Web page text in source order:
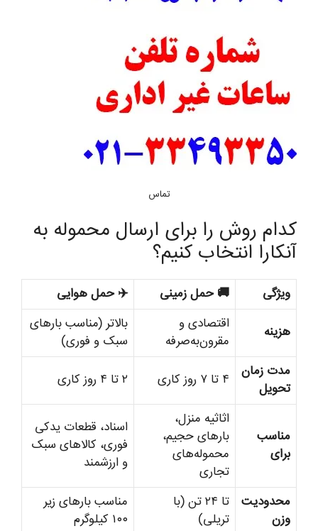
تماس
کدام روش را برای ارسال محموله به
آنکارا انتخاب کنیم؟
ویژگی 🚚 حمل زمینی
✈️ حمل هوایی
هزینه
اقتصادی و
مقرون‌به‌صرفه
بالاتر (مناسب بارهای
سبک و فوری)
مدت زمان
تحویل
۴ تا ۷ روز کاری ۲ تا ۴ روز کاری
مناسب
برای
اثاثیه منزل،
بارهای حجیم،
محموله‌های
تجاری
اسناد، قطعات یدکی
فوری، کالاهای سبک
و ارزشمند
محدودیت
وزن
تا ۲۴ تن (با
تریلی)
مناسب بارهای زیر
۱۰۰ کیلوگرم